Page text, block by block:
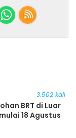
3.502 kali
BRT di Luar
18 Agustus